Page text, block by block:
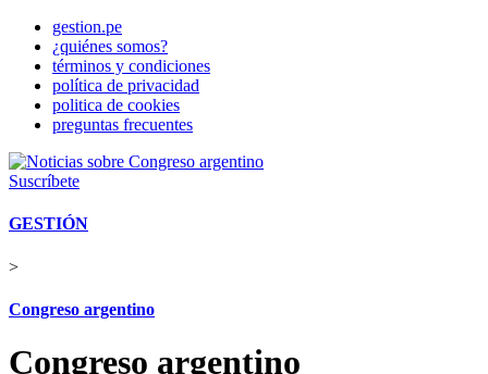
gestion.pe
¿quiénes somos?
términos y condiciones
política de privacidad
politica de cookies
preguntas frecuentes
Suscríbete
GESTIÓN
>
Congreso argentino
Congreso argentino